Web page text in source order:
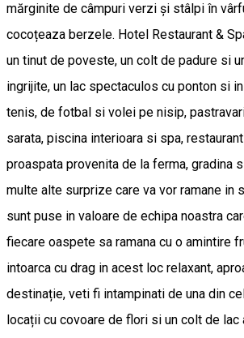
mărginite de câmpuri verzi și stâlpi în
cocoțeaza berzele. Hotel Restaurant &
un tinut de poveste, un colt de padure si
ingrijite, un lac spectaculos cu ponton si
tenis, de fotbal si volei pe nisip,
sarata, piscina interioara si spa,
proaspata provenita de la ferma, gradina
multe alte surprize care va vor ramane in
sunt puse in valoare de echipa noastra
fiecare oaspete sa ramana cu o amintire
intoarca cu drag in acest loc relaxant,
destinație, veti fi intampinati de una din
locații cu covoare de flori si un colt de lac